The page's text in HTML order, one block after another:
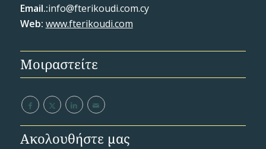
Email.:info@fterikoudi.com.cy
Web: www.fterikoudi.com
Μοιραστείτε
Ακολουθήστε μας